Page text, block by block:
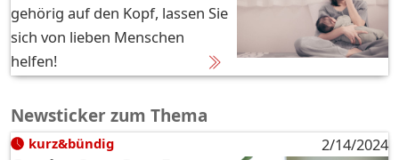
gehörig auf den Kopf, lassen Sie
sich von lieben Menschen
helfen!
Newsticker zum Thema
kurz&bündig 2/14/2024